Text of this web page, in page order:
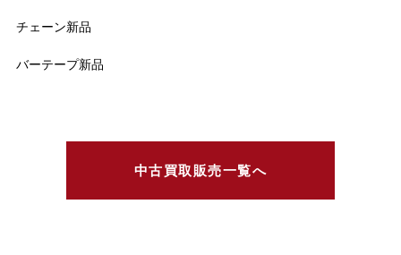
チェーン新品
バーテープ新品
中古買取販売一覧へ